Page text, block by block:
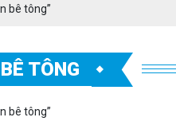
bê tông”
TÔNG
bê tông”